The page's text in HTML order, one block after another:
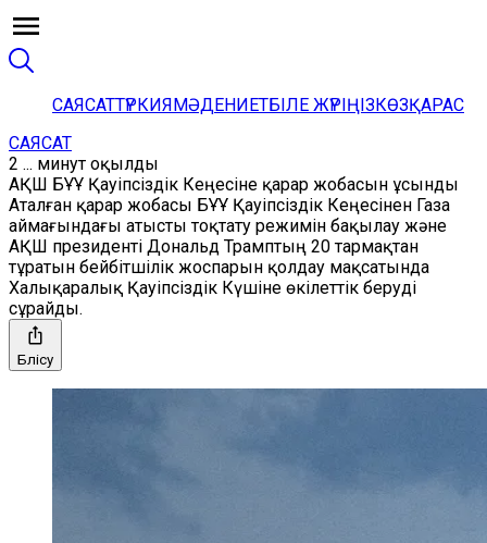
САЯСАТТҮРКИЯМӘДЕНИЕТБІЛЕ ЖҮРІҢІЗКӨЗҚАРАС
САЯСАТ
2 ... минут оқылды
АҚШ БҰҰ Қауіпсіздік Кеңесіне қарар жобасын ұсынды
Аталған қарар жобасы БҰҰ Қауіпсіздік Кеңесінен Газа
аймағындағы атысты тоқтату режимін бақылау және
АҚШ президенті Дональд Трамптың 20 тармақтан
тұратын бейбітшілік жоспарын қолдау мақсатында
Халықаралық Қауіпсіздік Күшіне өкілеттік беруді
сұрайды.
Бөлісу